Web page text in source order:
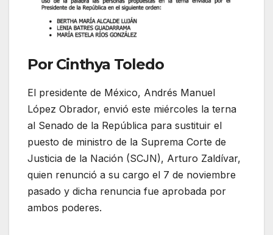
Por Cinthya Toledo
El presidente de México, Andrés Manuel
López Obrador, envió este miércoles la terna
al Senado de la República para sustituir el
puesto de ministro de la Suprema Corte de
Justicia de la Nación (SCJN), Arturo Zaldívar,
quien renunció a su cargo el 7 de noviembre
pasado y dicha renuncia fue aprobada por
ambos poderes.